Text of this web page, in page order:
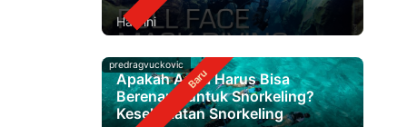
Hari ini
predragvuckovic
Apakah Anda Harus Bisa
Berenang untuk Snorkeling?
Keselamatan Snorkeling